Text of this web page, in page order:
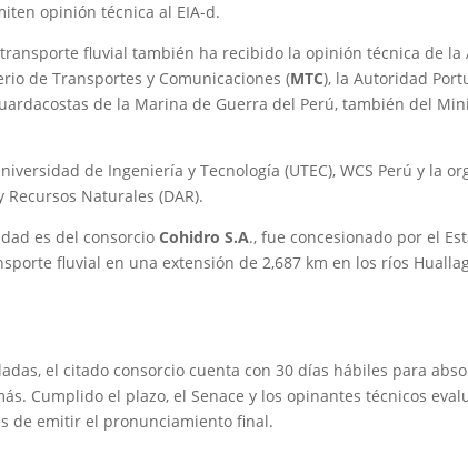
opinión técnica al EIA-d.
fluvial también ha recibido la opinión técnica de la
de Transportes y Comunicaciones (MTC), la Autoridad
de la Marina de Guerra del Perú, también del
de Ingeniería y Tecnología (UTEC), WCS Perú y la
Naturales (DAR).
es del consorcioCohidro S.A., fue concesionado por el
fluvial en una extensión de 2,687 km en los ríos
el citado consorcio cuenta con 30 días hábiles para
Cumplido el plazo, el Senace y los opinantes técnicos
de emitir el pronunciamiento final.